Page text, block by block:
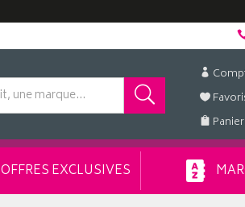
Les
Panier
OFFRES EXCLUSIVES